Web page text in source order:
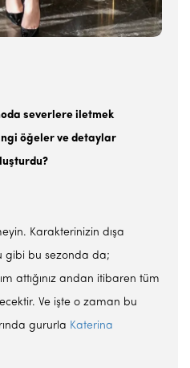
severlere iletmek
öğeler ve detaylar
Karakterinizin dışa
gibi bu sezonda da;
attığınız andan itibaren tüm
Ve işte o zaman bu
gururla Katerina